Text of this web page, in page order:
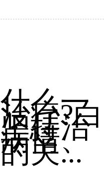
么一
疗?白
持治
情、
关...